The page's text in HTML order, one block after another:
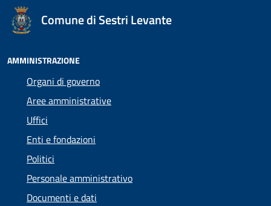
Comune di Sestri Levante
AMMINISTRAZIONE
Organi di governo
Aree amministrative
Uffici
Enti e fondazioni
Politici
Personale amministrativo
Documenti e dati